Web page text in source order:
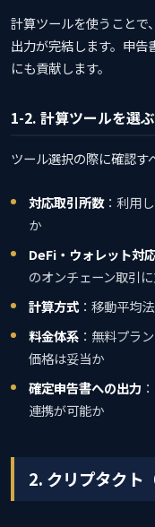
計算ツールを使うこと
出力が完結します。申告
にも貢献します。
1-2. 計算ツールを選
ツール選択の際に確認す
対応取引所数：利用
か
DeFi・ウォレット対
のオンチェーン取引
計算方式 ：移動平均
料金体系 ：無料プラ
価格は妥当か
確定申告書への出力
連携が可能か
2. クリプタク